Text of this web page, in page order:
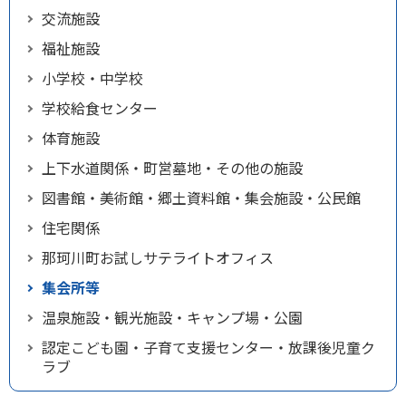
交流施設
福祉施設
小学校・中学校
学校給食センター
体育施設
上下水道関係・町営墓地・その他の施設
図書館・美術館・郷土資料館・集会施設・公民館
住宅関係
那珂川町お試しサテライトオフィス
集会所等
温泉施設・観光施設・キャンプ場・公園
認定こども園・子育て支援センター・放課後児童ク
ラブ